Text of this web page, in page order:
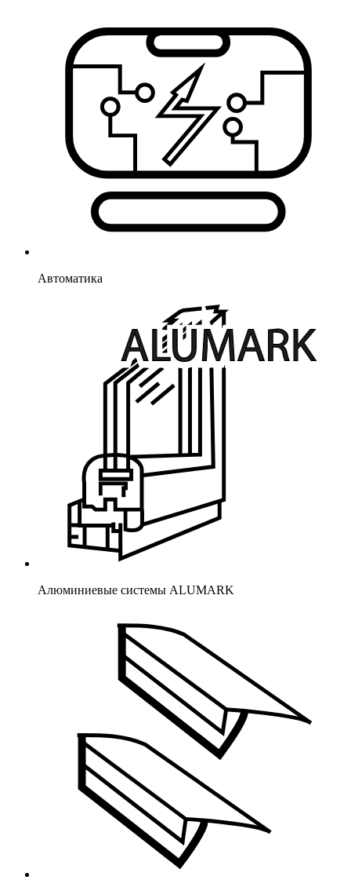
Автоматика
Алюминиевые системы ALUMARK